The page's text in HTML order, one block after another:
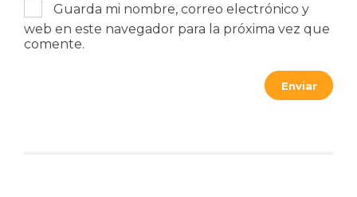
Guarda mi nombre, correo electrónico y
web en este navegador para la próxima vez que
comente.